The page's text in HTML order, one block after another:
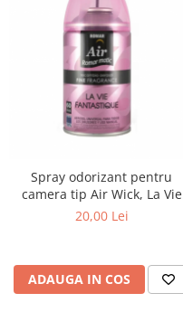
Spray odorizant pentru
camera tip Air Wick, La Vie
Fantastique, 335cc
20,00 Lei
ADAUGA IN COS